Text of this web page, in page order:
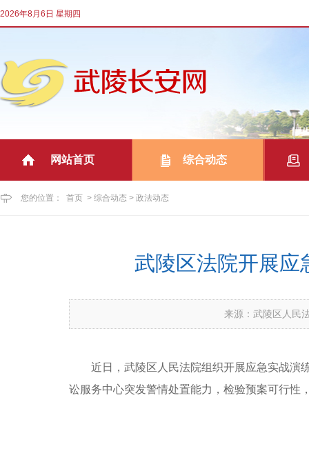
2026年8月6日 星期四
网站首页 综合动态
您的位置： 首页 > 综合动态 > 政法动态
武陵区法院开展应
来源：武陵区人民
近日，武陵区人民法院组织开展应急实战演
讼服务中心突发警情处置能力，检验预案可行性